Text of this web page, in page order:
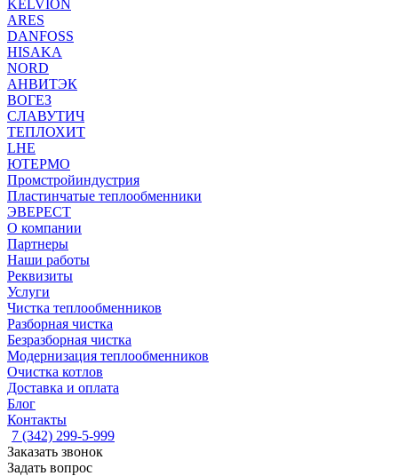
KELVION
ARES
DANFOSS
HISAKA
NORD
АНВИТЭК
ВОГЕЗ
СЛАВУТИЧ
ТЕПЛОХИТ
LHE
ЮТЕРМО
Промстройиндустрия
Пластинчатые теплообменники
ЭВЕРЕСТ
О компании
Партнеры
Наши работы
Реквизиты
Услуги
Чистка теплообменников
Разборная чистка
Безразборная чистка
Модернизация теплообменников
Очистка котлов
Доставка и оплата
Блог
Контакты
7 (342) 299-5-999
Заказать звонок
Задать вопрос